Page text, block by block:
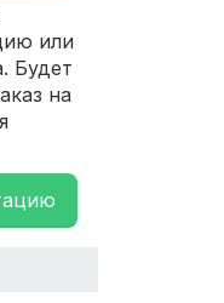
или
Будет
на